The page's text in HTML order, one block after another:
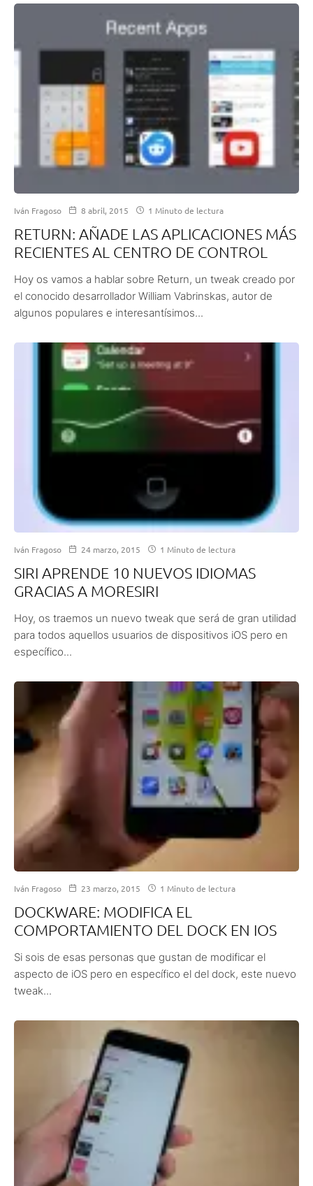
Iván Fragoso 8 abril, 2015 1 Minuto de lectura
RETURN: AÑADE LAS APLICACIONES MÁS
RECIENTES AL CENTRO DE CONTROL
Hoy os vamos a hablar sobre Return, un tweak creado por
el conocido desarrollador William Vabrinskas, autor de
algunos populares e interesantísimos...
Iván Fragoso 24 marzo, 2015 1 Minuto de lectura
SIRI APRENDE 10 NUEVOS IDIOMAS
GRACIAS A MORESIRI
Hoy, os traemos un nuevo tweak que será de gran utilidad
para todos aquellos usuarios de dispositivos iOS pero en
específico...
Iván Fragoso 23 marzo, 2015 1 Minuto de lectura
DOCKWARE: MODIFICA EL
COMPORTAMIENTO DEL DOCK EN IOS
Si sois de esas personas que gustan de modificar el
aspecto de iOS pero en específico el del dock, este nuevo
tweak...